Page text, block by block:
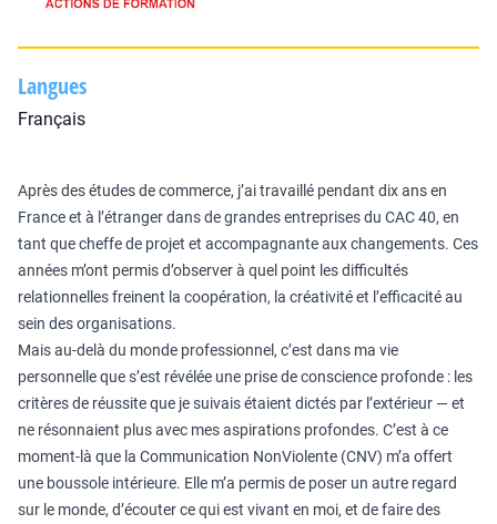
Langues
Français
Après des études de commerce, j’ai travaillé pendant dix ans en
France et à l’étranger dans de grandes entreprises du CAC 40, en
tant que cheffe de projet et accompagnante aux changements. Ces
années m’ont permis d’observer à quel point les difficultés
relationnelles freinent la coopération, la créativité et l’efficacité au
sein des organisations.
Mais au-delà du monde professionnel, c’est dans ma vie
personnelle que s’est révélée une prise de conscience profonde : les
critères de réussite que je suivais étaient dictés par l’extérieur — et
ne résonnaient plus avec mes aspirations profondes. C’est à ce
moment-là que la Communication NonViolente (CNV) m’a offert
une boussole intérieure. Elle m’a permis de poser un autre regard
sur le monde, d’écouter ce qui est vivant en moi, et de faire des